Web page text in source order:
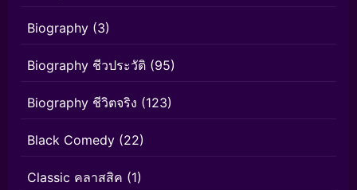
Biography (3)
Biography ชีวประวัติ (95)
Biography ชีวิตจริง (123)
Black Comedy (22)
Classic คลาสสิค (1)